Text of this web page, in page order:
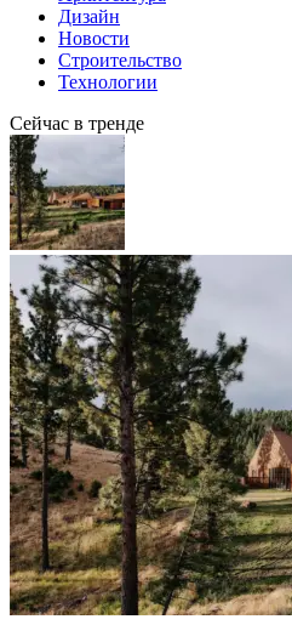
Дизайн
Новости
Строительство
Технологии
Сейчас в тренде